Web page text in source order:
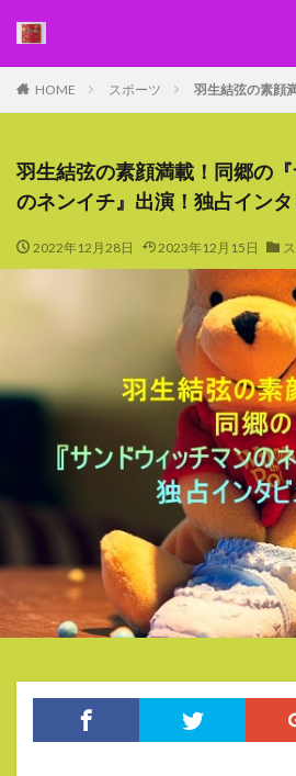
HOME スポーツ 羽生結弦の素顔
羽生結弦の素顔満載！同郷の
のネンイチ』出演！独占インタ
2022年12月28日 2023年12月15日
WEB デザイン SEO
カテゴリー
検索